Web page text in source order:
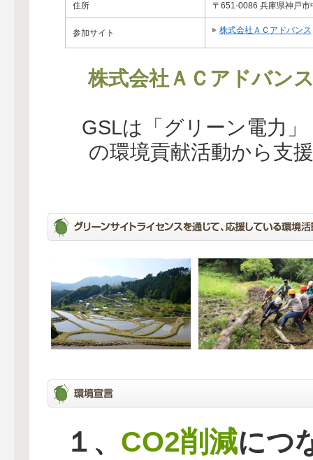
住所 〒651-0086 兵庫県神戸
参加サイト 株式会社ＡＣアドバンス
株式会社ＡＣアドバン
GSLは「グリーン電力
の環境貢献活動から支
１、 CO2削減につ